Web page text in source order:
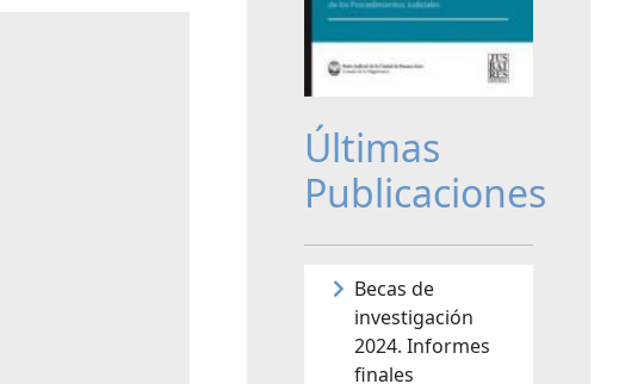
Últimas
Publicaciones
Becas de
investigación
2024. Informes
finales